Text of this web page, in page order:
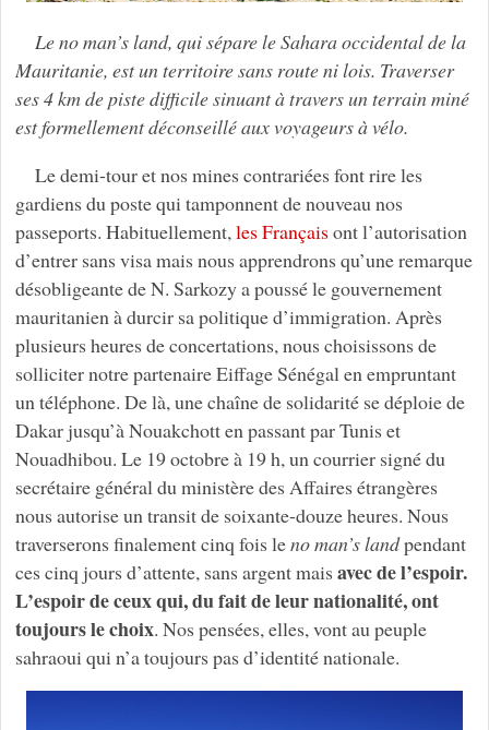
Le no man’s land, qui sépare le Sahara occidental de la
Mauritanie, est un territoire sans route ni lois. Traverser
ses 4 km de piste difficile sinuant à travers un terrain miné
est formellement déconseillé aux voyageurs à vélo.
Le demi-tour et nos mines contrariées font rire les
gardiens du poste qui tamponnent de nouveau nos
passeports. Habituellement,les Françaisont l’autorisation
d’entrer sans visa mais nous apprendrons qu’une remarque
désobligeante de N. Sarkozy a poussé le gouvernement
mauritanien à durcir sa politique d’immigration. Après
plusieurs heures de concertations, nous choisissons de
solliciter notre partenaire Eiffage Sénégal en empruntant
un téléphone. De là, une chaîne de solidarité se déploie de
Dakar jusqu’à Nouakchott en passant par Tunis et
Nouadhibou. Le 19 octobre à 19 h, un courrier signé du
secrétaire général du ministère des Affaires étrangères
nous autorise un transit de soixante-douze heures. Nous
traverserons finalement cinq fois leno man’s landpendant
ces cinq jours d’attente, sans argent mais avec de l’espoir.
L’espoir de ceux qui, du fait de leur nationalité, ont
toujours le choix. Nos pensées, elles, vont au peuple
sahraoui qui n’a toujours pas d’identité nationale.